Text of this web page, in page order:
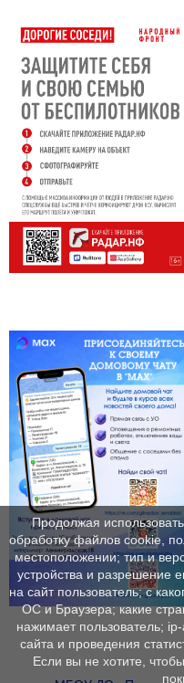
Продолжая
обработку файлов cookie,
местоположении; тип и
устройства и разрешение
на сайт пользователь; с
ОС и Браузера; какие
нажимает пользователь;
сайта и проведения
Если вы не хотите,